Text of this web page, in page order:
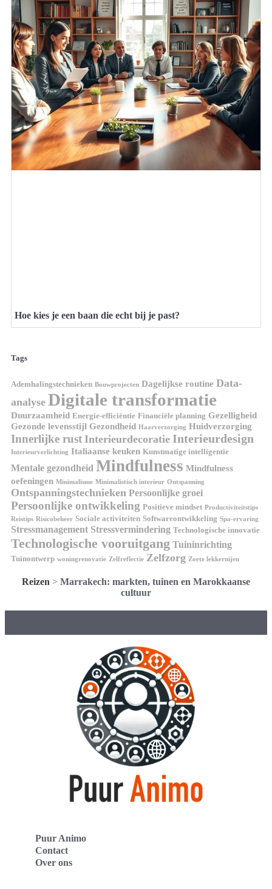
Hoe kies je een baan die echt bij je past?
Tags
Ademhalingstechnieken Bouwprojecten Dagelijkse routine Data-
analyse Digitale transformatie
Duurzaamheid Energie-efficiëntie Financiële planning Gezelligheid
Gezonde levensstijl Gezondheid Haarverzorging Huidverzorging
Innerlijke rust Interieurdecoratie Interieurdesign
Interieurverlichting Italiaanse keuken Kunstmatige intelligentie
Mentale gezondheid Mindfulness Mindfulness
oefeningen Minimalisme Minimalistisch interieur Ontspanning
Ontspanningstechnieken Persoonlijke groei
Persoonlijke ontwikkeling Positieve mindset Productiviteitstips
Reistips Risicobeheer Sociale activiteiten Softwareontwikkeling Spa-ervaring
Stressmanagement Stressvermindering Technologische innovatie
Technologische vooruitgang Tuininrichting
Tuinontwerp woningrenovatie Zelfreflectie Zelfzorg Zoete lekkernijen
Reizen > Marrakech: markten, tuinen en Marokkaanse
cultuur
Puur Animo
Contact
Over ons